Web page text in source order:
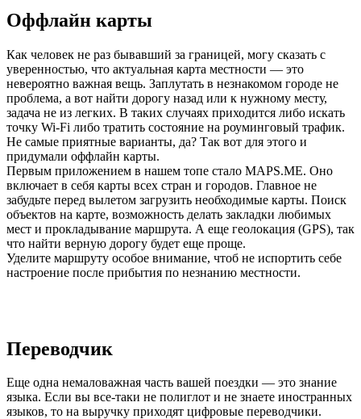
Оффлайн карты
Как человек не раз бывавший за границей, могу сказать с
уверенностью, что актуальная карта местности — это
невероятно важная вещь. Заплутать в незнакомом городе не
проблема, а вот найти дорогу назад или к нужному месту,
задача не из легких. В таких случаях приходится либо искать
точку Wi-Fi либо тратить состояние на роуминговый трафик.
Не самые приятные варианты, да? Так вот для этого и
придумали оффлайн карты.
Первым приложением в нашем топе стало MAPS.ME. Оно
включает в себя карты всех стран и городов. Главное не
забудьте перед вылетом загрузить необходимые карты. Поиск
объектов на карте, возможность делать закладки любимых
мест и прокладывание маршрута. А еще геолокация (GPS), так
что найти верную дорогу будет еще проще.
Уделите маршруту особое внимание, чтоб не испортить себе
настроение после прибытия по незнанию местности.
Переводчик
Еще одна немаловажная часть вашей поездки — это знание
языка. Если вы все-таки не полиглот и не знаете иностранных
языков, то на выручку приходят цифровые переводчики.